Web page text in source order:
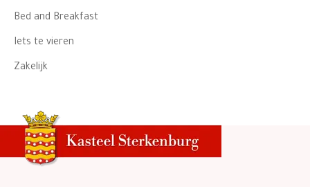
Bed and Breakfast
Iets te vieren
Zakelijk